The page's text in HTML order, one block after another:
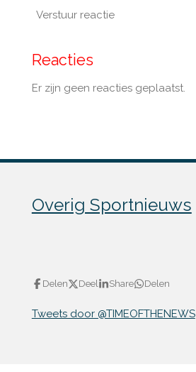
Verstuur reactie
Reacties
Er zijn geen reacties geplaatst.
Overig Sportnieuws
Delen Deel Share Delen
Tweets door @TIMEOFTHENEWS